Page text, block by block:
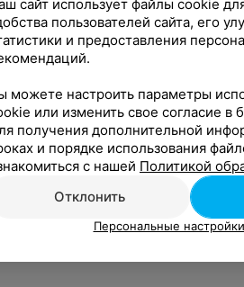
сайт использует файлы cookie
пользователей сайта, его
и предоставления
можете настроить параметры
или изменить свое согласие в
получения дополнительной
и порядке использования
с нашей Политикой
Отклонить
Персональные